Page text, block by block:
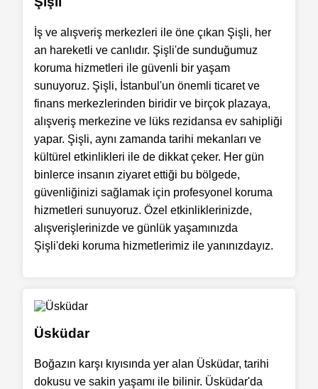
İş ve alışveriş merkezleri ile öne çıkan Şişli, her
an hareketli ve canlıdır. Şişli'de sunduğumuz
koruma hizmetleri ile güvenli bir yaşam
sunuyoruz. Şişli, İstanbul'un önemli ticaret ve
finans merkezlerinden biridir ve birçok plazaya,
alışveriş merkezine ve lüks rezidansa ev sahipliği
yapar. Şişli, aynı zamanda tarihi mekanları ve
kültürel etkinlikleri ile de dikkat çeker. Her gün
binlerce insanın ziyaret ettiği bu bölgede,
güvenliğinizi sağlamak için profesyonel koruma
hizmetleri sunuyoruz. Özel etkinliklerinizde,
alışverişlerinizde ve günlük yaşamınızda
Şişli'deki koruma hizmetlerimiz ile yanınızdayız.
Üsküdar
Boğazın karşı kıyısında yer alan Üsküdar, tarihi
dokusu ve sakin yaşamı ile bilinir. Üsküdar'da